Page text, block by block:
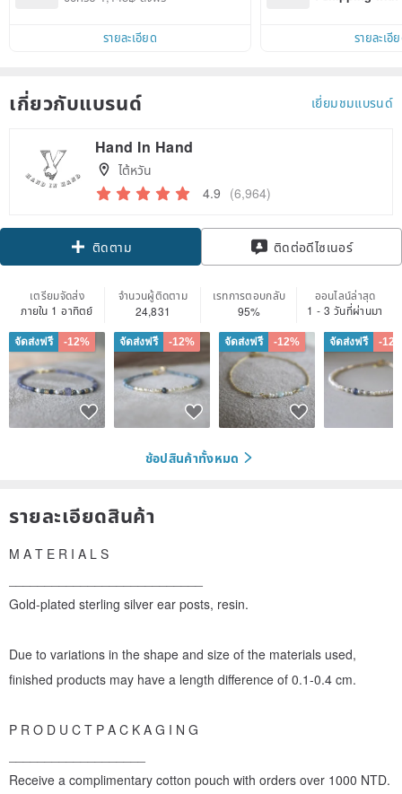
รายละเอียด รายละเอี
เกี่ยวกับแบรนด์ เยี่ยมชมแบรนด์
Hand In Hand
ไต้หวัน
4.9 (6,964)
Claim coupon
ติดตาม ติดต่อดีไซเนอร์
เตรียมจัดส่ง
ภายใน 1 อาทิตย์
จำนวนผู้ติดตาม
24,831
เรทการตอบกลับ
95%
ออนไลน์ล่าสุด
1 - 3 วันที่ผ่านมา
จัดส่งฟรี -12% จัดส่งฟรี -12% จัดส่งฟรี -12% จัดส่งฟรี -
ช้อปสินค้าทั้งหมด
รายละเอียดสินค้า
M A T E R I A L S
Gold-plated sterling silver ear posts, resin.
Due to variations in the shape and size of the materials used,
finished products may have a length difference of 0.1-0.4 cm.
P R O D U C T P A C K A G I N G
Receive a complimentary cotton pouch with orders over 1000 NTD.